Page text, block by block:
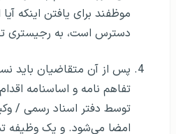
موظفند برای یافتن اینکه
دسترس است‌، به رجیستری
پس از آن متقاضیان باید
تفاهم نامه و اساسنامه
توسط دفتر اسناد رسمی /
امضا می‌شود. و یک وظیفه